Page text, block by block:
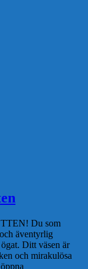
Du som
äventyrlig
Ditt väsen är
och mirakulösa